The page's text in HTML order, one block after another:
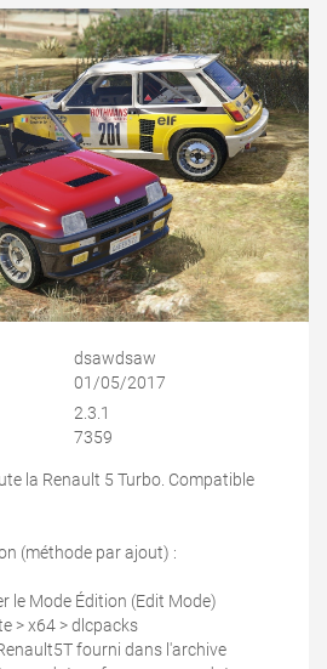
dsawdsaw
01/05/2017
2.3.1
7359
la Renault 5 Turbo. Compatible
(méthode par ajout) :
le Mode Édition (Edit Mode)
> x64 > dlcpacks
fourni dans l'archive